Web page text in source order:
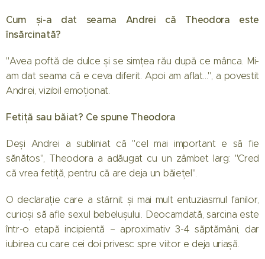
Cum și-a dat seama Andrei că Theodora este
însărcinată?
"Avea poftă de dulce și se simțea rău după ce mânca. Mi-
am dat seama că e ceva diferit. Apoi am aflat…", a povestit
Andrei, vizibil emoționat.
Fetiță sau băiat? Ce spune Theodora
Deși Andrei a subliniat că "cel mai important e să fie
sănătos", Theodora a adăugat cu un zâmbet larg: "Cred
că vrea fetiță, pentru că are deja un băiețel".
O declarație care a stârnit și mai mult entuziasmul fanilor,
curioși să afle sexul bebelușului. Deocamdată, sarcina este
într-o etapă incipientă – aproximativ 3-4 săptămâni, dar
iubirea cu care cei doi privesc spre viitor e deja uriașă.